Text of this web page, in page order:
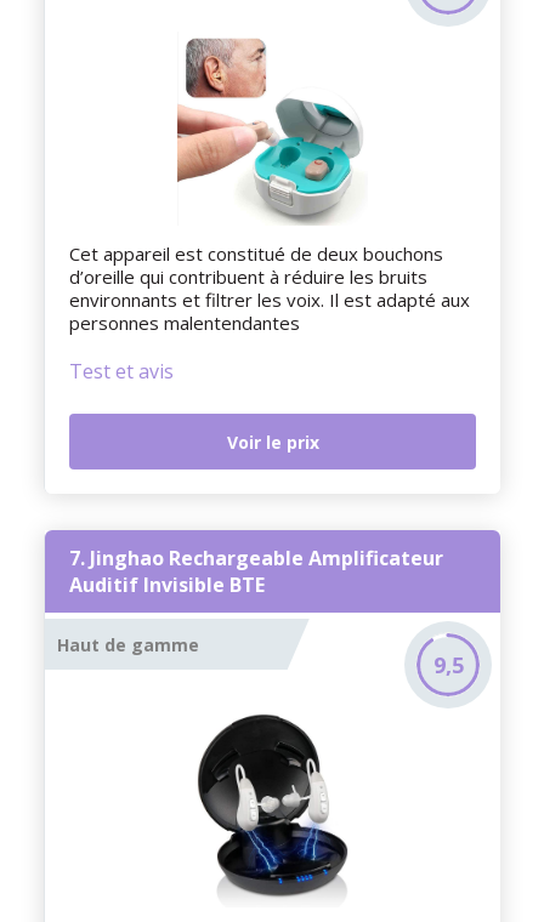
Cet appareil est constitué de deux bouchons
d’oreille qui contribuent à réduire les bruits
environnants et filtrer les voix. Il est adapté aux
personnes malentendantes
Test et avis
Voir le prix
7. Jinghao Rechargeable Amplificateur
Auditif Invisible BTE
Haut de gamme
9,5